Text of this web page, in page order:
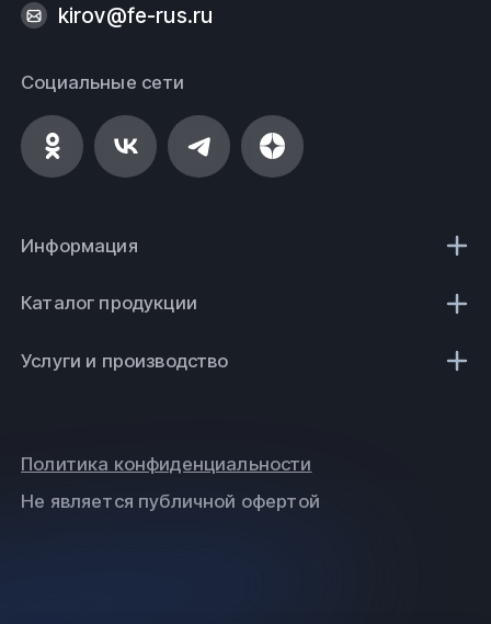
kirov@fe-rus.ru
Социальные сети
Информация
Каталог продукции
Услуги и производство
Не является публичной офертой
Политика конфиденциальности